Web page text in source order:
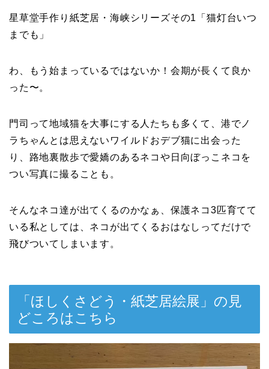
星草堂手作り紙芝居・海峡シリーズその1「猫灯台いつ
までも」
わ、もう始まっているではないか！会期が長くて良か
った〜。
門司って地域猫を大事にする人たちも多くて、港でノ
ラちゃんとは思えないワイルドおデブ猫に出会った
り、路地裏散歩で愛嬌のあるネコや日向ぼっこネコを
つい写真に撮ることも。
そんなネコ達が出てくるのかなぁ、保護ネコ3匹育てて
いる私としては、ネコが出てくるおはなしってだけで
飛びついてしまいます。
「ほしくさどう・紙芝居絵展」の見
どころはこちら